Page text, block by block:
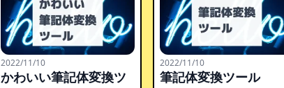
2022/11/10
かわいい筆記体変換ツ
2022/11/10
筆記体変換ツール